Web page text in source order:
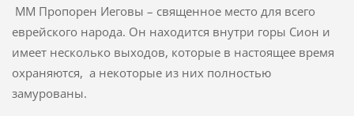
ММ Пропорен Иеговы – священное место для всего
еврейского народа. Он находится внутри горы Сион и
имеет несколько выходов, которые в настоящее время
охраняются, а некоторые из них полностью
замурованы.